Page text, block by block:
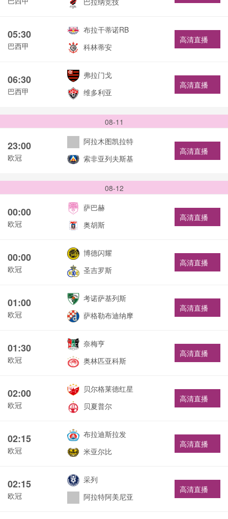
05:30
巴西甲
布拉干蒂诺RB
科林蒂安
高清直播
06:30
巴西甲
弗拉门戈
维多利亚
高清直播
08-11
23:00
欧冠
阿拉木图凯拉特
索非亚列夫斯基
高清直播
08-12
00:00
欧冠
萨巴赫
奥胡斯
高清直播
00:00
欧冠
博德闪耀
圣吉罗斯
高清直播
01:00
欧冠
考诺萨基列斯
萨格勒布迪纳摩
高清直播
01:30
欧冠
奈梅亨
奥林匹亚科斯
高清直播
02:00
欧冠
贝尔格莱德红星
贝夏普尔
高清直播
02:15
欧冠
布拉迪斯拉发
米亚尔比
高清直播
02:15
欧冠
采列
阿拉特阿美尼亚
高清直播